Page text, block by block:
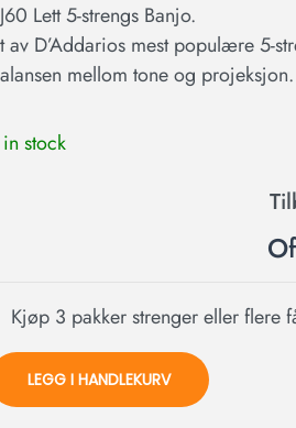
Lett 5-strengs Banjo.
av D’Addarios mest populære 5-
mellom tone og projeksjon.
in stock
Kjøp 3 pakker strenger eller flere
LEGG I HANDLEKURV